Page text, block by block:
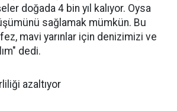
doğada 4 bin yıl kalıyor. Oysa
sağlamak mümkün. Bu
mavi yarınlar için denizimizi ve
dedi.
azaltıyor